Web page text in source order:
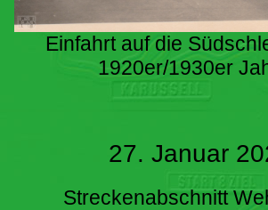
Einfahrt auf die
1920er/1930er
27. Januar
Streckenabschnitt